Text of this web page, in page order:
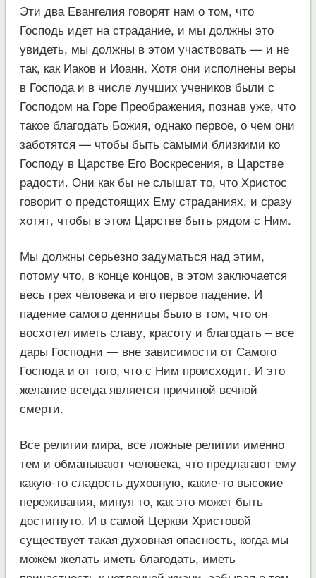
Эти два Евангелия говорят нам о том, что
Господь идет на страдание, и мы должны это
увидеть, мы должны в этом участвовать — и не
так, как Иаков и Иоанн. Хотя они исполнены веры
в Господа и в числе лучших учеников были с
Господом на Горе Преображения, познав уже, что
такое благодать Божия, однако первое, о чем они
заботятся — чтобы быть самыми близкими ко
Господу в Царстве Его Воскресения, в Царстве
радости. Они как бы не слышат то, что Христос
говорит о предстоящих Ему страданиях, и сразу
хотят, чтобы в этом Царстве быть рядом с Ним.
Мы должны серьезно задуматься над этим,
потому что, в конце концов, в этом заключается
весь грех человека и его первое падение. И
падение самого денницы было в том, что он
восхотел иметь славу, красоту и благодать – все
дары Господни — вне зависимости от Самого
Господа и от того, что с Ним происходит. И это
желание всегда является причиной вечной
смерти.
Все религии мира, все ложные религии именно
тем и обманывают человека, что предлагают ему
какую-то сладость духовную, какие-то высокие
переживания, минуя то, как это может быть
достигнуто. И в самой Церкви Христовой
существует такая духовная опасность, когда мы
можем желать иметь благодать, иметь